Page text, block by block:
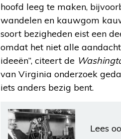
hoofd leeg te maken,
wandelen en kauwgom
soort bezigheden eist een
omdat het niet alle
ideeën”, citeert de
van Virginia onderzoek
iets anders bezig bent.
Lees